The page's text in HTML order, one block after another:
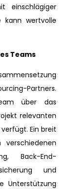
einschlägiger
kann wertvolle
Teams
Partners.
über das
relevanten
Ein breit
Back-End-
und
Unterstützung